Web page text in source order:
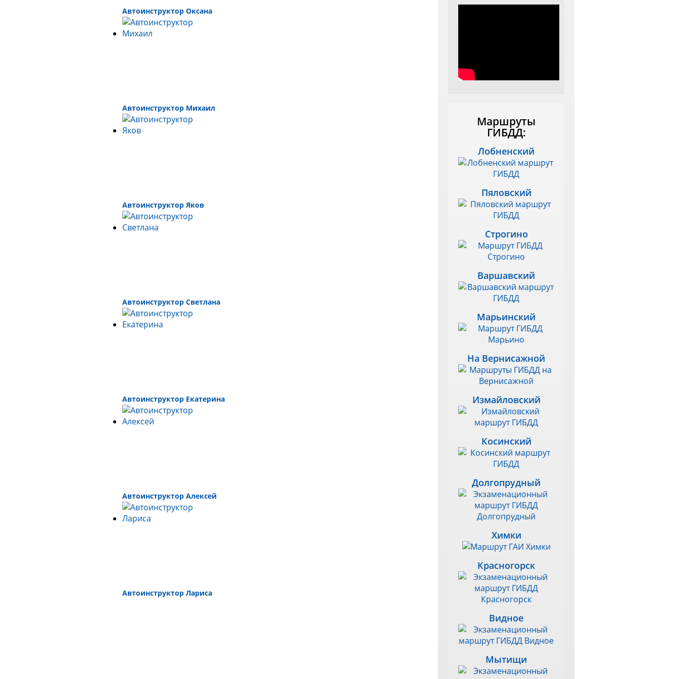
Автоинструктор Оксана
Автоинструктор Михаил
Автоинструктор Яков
Автоинструктор Светлана
Автоинструктор Екатерина
Автоинструктор Алексей
Автоинструктор Лариса
Маршруты
ГИБДД:
Лобненский
Пяловский
Строгино
Варшавский
Марьинский
На Вернисажной
Измайловский
Косинский
Долгопрудный
Химки
Красногорск
Видное
Мытищи